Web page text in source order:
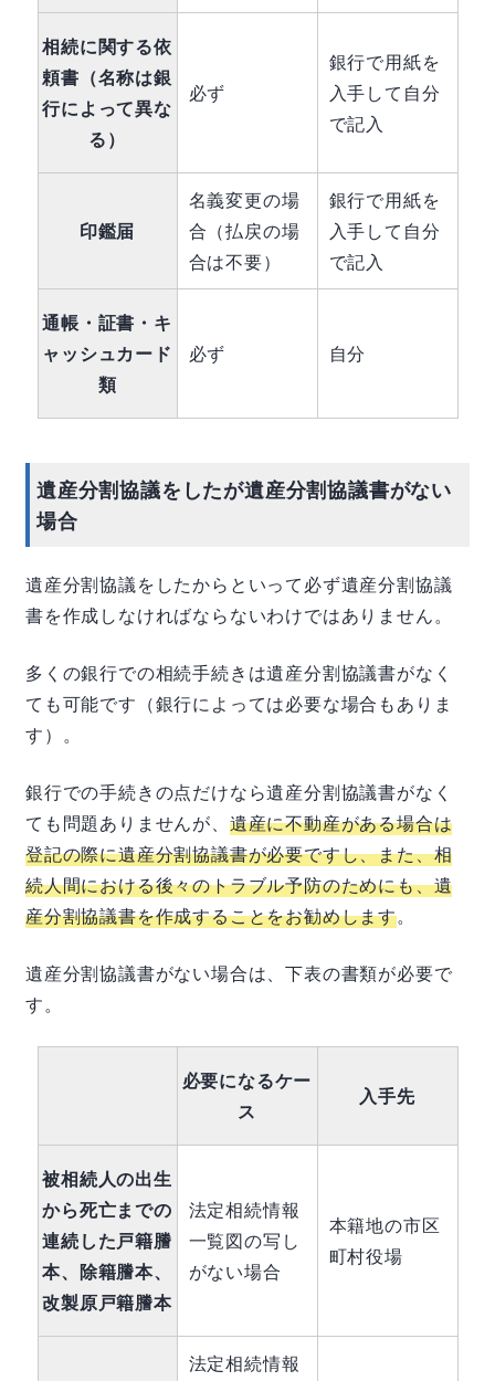
相続に関する依
頼書（名称は銀
行によって異な
る）
必ず
銀行で用紙を
入手して自分
で記入
印鑑届
名義変更の場
合（払戻の場
合は不要）
銀行で用紙を
入手して自分
で記入
通帳・証書・キ
ャッシュカード
類
必ず 自分
遺産分割協議をしたが遺産分割協議書がない
場合
遺産分割協議をしたからといって必ず遺産分割協議
書を作成しなければならないわけではありません。
多くの銀行での相続手続きは遺産分割協議書がなく
ても可能です（銀行によっては必要な場合もありま
す）。
銀行での手続きの点だけなら遺産分割協議書がなく
ても問題ありませんが、 遺産に不動産がある場合は
登記の際に遺産分割協議書が必要ですし、また、相
続人間における後々のトラブル予防のためにも、遺
産分割協議書を作成することをお勧めします。
遺産分割協議書がない場合は、下表の書類が必要で
す。
必要になるケー
ス
入手先
被相続人の出生
から死亡までの
連続した戸籍謄
本、除籍謄本、
改製原戸籍謄本
法定相続情報
一覧図の写し
がない場合
本籍地の市区
町村役場
法定相続情報